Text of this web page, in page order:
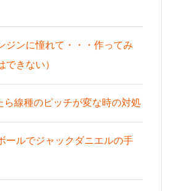
ジンに憧れて・・・作ってみ
できない）
ら線種のピッチが変な時の対処
ールでジャックダニエルの手